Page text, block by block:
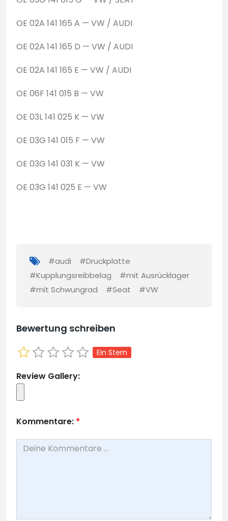
OE 02A 141 165 A — VW / AUDI
OE 02A 141 165 D — VW / AUDI
OE 02A 141 165 E — VW / AUDI
OE 06F 141 015 B — VW
OE 03L 141 025 K — VW
OE 03G 141 015 F — VW
OE 03G 141 031 K — VW
OE 03G 141 025 E — VW
#audi
#Druckplatte
#Kupplungsreibbelag
#mit Ausrücklager
#mit Schwungrad
#Seat #VW
Bewertung schreiben
Ein Stern
Review Gallery:
Kommentare: *